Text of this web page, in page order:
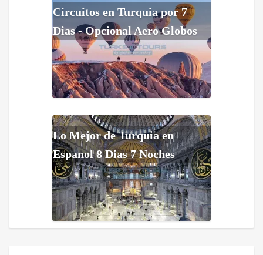
Circuitos en Turquia por 7
Dias - Opcional Aero Globos
Lo Mejor de Turquia en
Espanol 8 Dias 7 Noches